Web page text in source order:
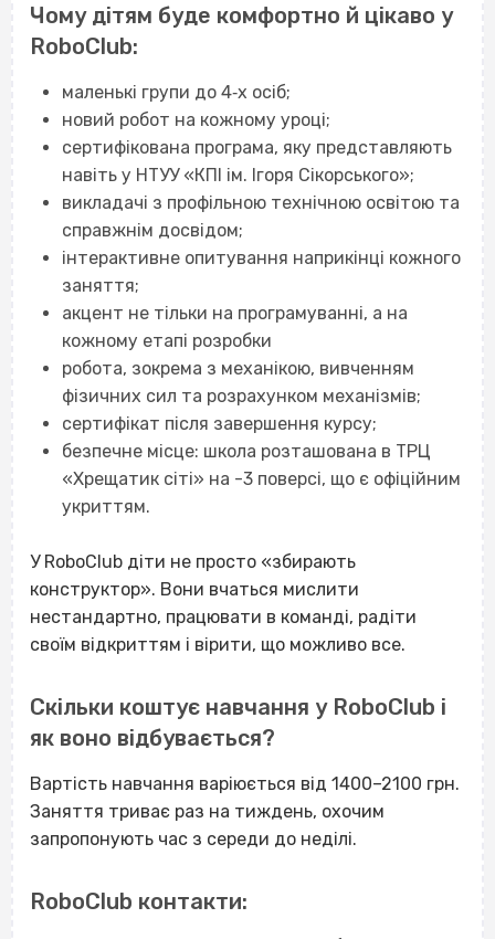
Чому дітям буде комфортно й цікаво у
RoboClub:
маленькі групи до 4‐х осіб;
новий робот на кожному уроці;
сертифікована програма, яку представляють
навіть у НТУУ «КПІ ім. Ігоря Сікорського»;
викладачі з профільною технічною освітою та
справжнім досвідом;
інтерактивне опитування наприкінці кожного
заняття;
акцент не тільки на програмуванні, а на
кожному етапі розробки
робота, зокрема з механікою, вивченням
фізичних сил та розрахунком механізмів;
сертифікат після завершення курсу;
безпечне місце: школа розташована в ТРЦ
«Хрещатик сіті» на -3 поверсі, що є офіційним
укриттям.
У RoboClub діти не просто «збирають
конструктор». Вони вчаться мислити
нестандартно, працювати в команді, радіти
своїм відкриттям і вірити, що можливо все.
Скільки коштує навчання у RoboClub і
як воно відбувається?
Вартість навчання варіюється від 1400–2100 грн.
Заняття триває раз на тиждень, охочим
запропонують час з середи до неділі.
RoboClub контакти: